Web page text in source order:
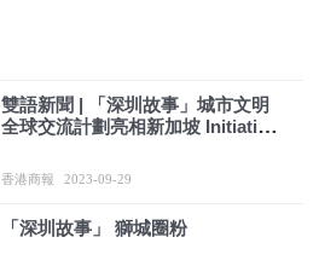
雙語新聞 | 「深圳故事」城市文明
全球交流計劃亮相新加坡 Initiative
香港商報 2023-09-29
「深圳故事」 獅城圈粉